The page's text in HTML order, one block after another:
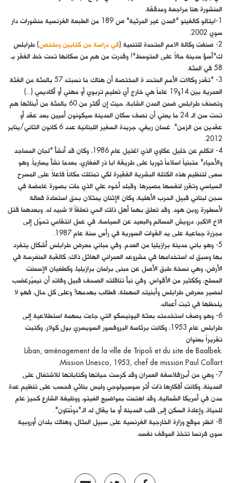
المنشورة هنا مراجعة ومدققة.
1-ايتالو كالفينو "المدن غير المرئية" ص 189 من الطبعة الفرنسية منشورات دار
سوي 2002.
2- صنفت وكالة الامم المتحدة للتنمية (
في دراسة من كتابين وملخص) طرابلس
ك"أسؤ مدينة حالاً على المتوسط"! وقدرت من هم من سكانها تحت خط الفقر بـ
58 في المئة.
3- "تقدر وكالات الأمم المتحد ة المختصة أن هناك ما نسبته 57 بالمئة من الفئة
العمرية بين 14و19 عاماً هي خارج أي تعليم تربوي أو مهني أو أكاديمي (...)
وتصنف طرابلس ضمن المدن الشابة، حيث إن أكثر من 60 بالمئة من أبنائها هم
تحت سن الـ 24 ما يعني أن نصف سكان المدينة سيكونون أميين بعد عقد أو
عقدين من الزمن". غسان ريفي، جريدة السفير اللبنانية عدد 6 كانون الثاني/يناير
2012.
4- اتكلم عن خليل عكاوي الذي اغتيل عام 1986، وكان قد أنشأ "لجان المساجد
والأحياء" متبنياً اسلاماً ثوريا على طريقة ابا ذر الغفاري، بعدما نشأ يسارياً. وهو
سعى لتنظيم هذه الكتلة البشرية الفقيرة لكي تمتلك مكاناً فاعلاً على المسرح
السياسي وتقرر لنفسها مصيرها. وقبله أخوه علي الذي مات بصورة غامضة في
سجن لبناني قبيل الحرب الأهلية، وكان الإثنان يمثلان بحق استعادة فعالة
لأسطورة روبن هود. وقد تعلق بهما أهل ذلك الحي تعلقاً لا شبيه له. وبعدهما قتل
الاخ الاكبر، درويش المسالم والبعيد عن السياسة، في عمل انتقامي تحوّل إلى
مجزرة جماعية على يد القوات السورية في رأس سنة عام 1987.
5- وهو باني مدينة برازيليا من العدم. وفي مباني معرض طرابلس أشكال يتفرد
بها وسبق له استخدامها في مشروعه العمراني الهائل ذاك، كالقبة المنغرسة في
الأرض، وهي نسخة طبق الأصل عن مبنى برلمان برازيليا، وكطغيان الإسمنت
المسلح، وككثير من الأقواس. وفي نبأ تناقلته الصحف قبيل وفاته أن نيميّرغضب
لمصير معرض طرابلس وأبنيته المهملة، فطالب بهدمها! وعلى كل حال، فهو لا
يلحظها في ثبت أعماله.
6- وهو وصف استخدمته بعثة اليونيسكو التي جاءت بمهمة استطلاعية إلى
طرابلس عام 1953، وكانت برئاسة البروفسور السويسري بول كولار، وكتبت
تقريراً بعنوان
Liban, aménagement de la ville de Tripoli et du site de Baalbek.
Mission Unesco, 1953, chef de mission Paul Collart.
7- وهي من أبرزفلاسفة العمران وقد كرست حياتها وكتاباتها للاشتغال على
المدينة، وكانت أفكارها ذات أثر سوسيولوجي وليس بنائي فحسب على تنظيم عدة
مدن في أمريكا الشمالية، وقد اهتمت بمواضيع الغيتو، ووظيفة الشارع كحيز عام
للحياة، وإعادة السكن إلى قلب المدينة أو ما يقال له الـ"دونْتاون".
8- انظر موقع وزارة الخارجية الفرنسية على سبيل المثال، وهناك بلدان أوروبية
سوى فرنسا تتخذ الموقف نفسه.